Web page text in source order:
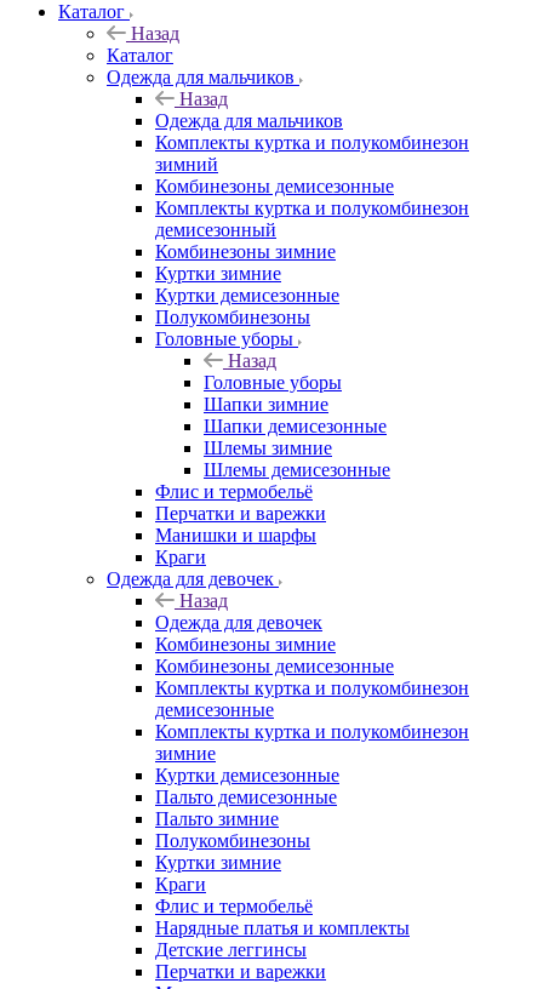
Каталог
Назад
Каталог
Одежда для мальчиков
Назад
Одежда для мальчиков
Комплекты куртка и полукомбинезон
зимний
Комбинезоны демисезонные
Комплекты куртка и полукомбинезон
демисезонный
Комбинезоны зимние
Куртки зимние
Куртки демисезонные
Полукомбинезоны
Головные уборы
Назад
Головные уборы
Шапки зимние
Шапки демисезонные
Шлемы зимние
Шлемы демисезонные
Флис и термобельё
Перчатки и варежки
Манишки и шарфы
Краги
Одежда для девочек
Назад
Одежда для девочек
Комбинезоны зимние
Комбинезоны демисезонные
Комплекты куртка и полукомбинезон
демисезонные
Комплекты куртка и полукомбинезон
зимние
Куртки демисезонные
Пальто демисезонные
Пальто зимние
Полукомбинезоны
Куртки зимние
Краги
Флис и термобельё
Нарядные платья и комплекты
Детские леггинсы
Перчатки и варежки